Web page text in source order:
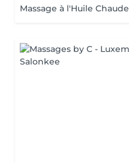
Massage à l'Huile Chaude